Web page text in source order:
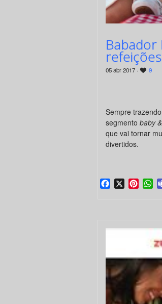
Babador
refeições
05 abr 2017 · 9
Sempre
segmento baby
que vai tornar
divertidos.
Facebook
X